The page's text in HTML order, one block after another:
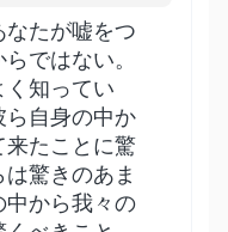
たが嘘をつ
ではない。
く知ってい
ら自身の中か
来たことに驚
驚きのあま
中から我々の